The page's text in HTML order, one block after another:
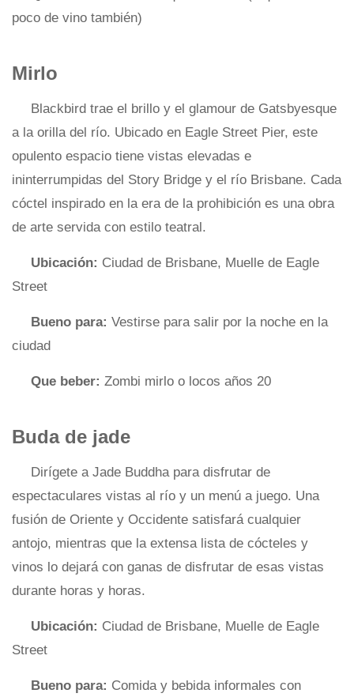
poco de vino también)
Mirlo
Blackbird trae el brillo y el glamour de Gatsbyesque
a la orilla del río. Ubicado en Eagle Street Pier, este
opulento espacio tiene vistas elevadas e
ininterrumpidas del Story Bridge y el río Brisbane. Cada
cóctel inspirado en la era de la prohibición es una obra
de arte servida con estilo teatral.
Ubicación: Ciudad de Brisbane, Muelle de Eagle
Street
Bueno para: Vestirse para salir por la noche en la
ciudad
Que beber: Zombi mirlo o locos años 20
Buda de jade
Dirígete a Jade Buddha para disfrutar de
espectaculares vistas al río y un menú a juego. Una
fusión de Oriente y Occidente satisfará cualquier
antojo, mientras que la extensa lista de cócteles y
vinos lo dejará con ganas de disfrutar de esas vistas
durante horas y horas.
Ubicación: Ciudad de Brisbane, Muelle de Eagle
Street
Bueno para: Comida y bebida informales con